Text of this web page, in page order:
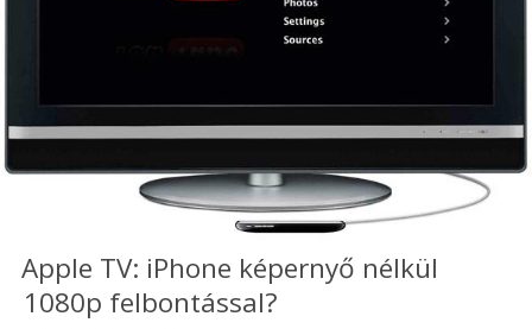
Apple TV: iPhone képernyő nélkül
1080p felbontással?